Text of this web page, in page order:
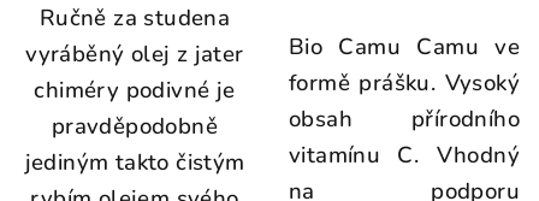
Ručně za studena
vyráběný olej z jater
chiméry podivné je
pravděpodobně
jediným takto čistým
Bio Camu Camu ve
formě prášku. Vysoký
obsah přírodního
vitamínu C. Vhodný
na podporu